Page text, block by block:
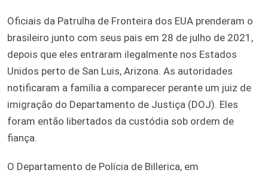
Oficiais da Patrulha de Fronteira dos EUA prenderam o
brasileiro junto com seus pais em 28 de julho de 2021,
depois que eles entraram ilegalmente nos Estados
Unidos perto de San Luis, Arizona. As autoridades
notificaram a família a comparecer perante um juiz de
imigração do Departamento de Justiça (DOJ). Eles
foram então libertados da custódia sob ordem de
fiança.
O Departamento de Polícia de Billerica, em